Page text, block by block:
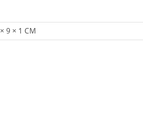
9 × 1 CM